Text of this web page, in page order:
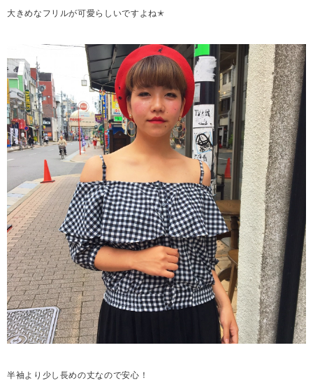
大きめなフリルが可愛らしいですよね✭
半袖より少し長めの丈なので安心！